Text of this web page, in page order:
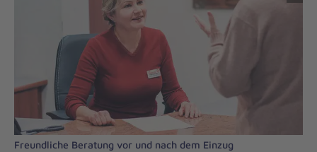
Freundliche Beratung vor und nach dem Einzug